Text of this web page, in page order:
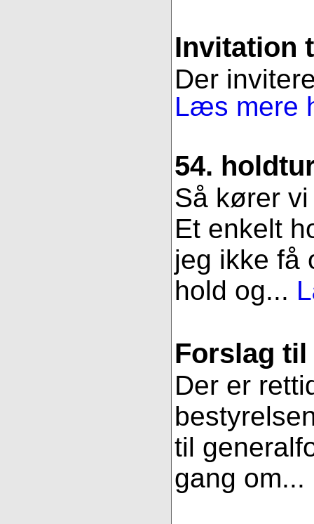
Invitation
Der
Læs mere
54.
Så kører
Et enkelt
jeg ikke få
hold og...
Forslag
Der er
til
gang om...